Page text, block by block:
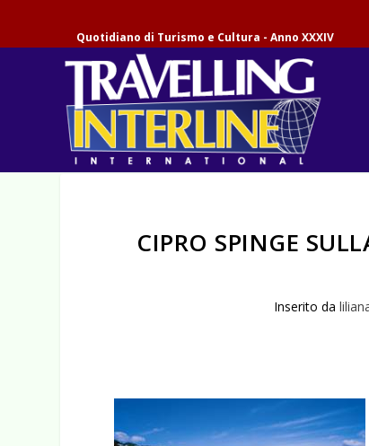
Quotidiano di Turismo e Cultura - Anno XXXIV
CIPRO SPINGE
Inserito da